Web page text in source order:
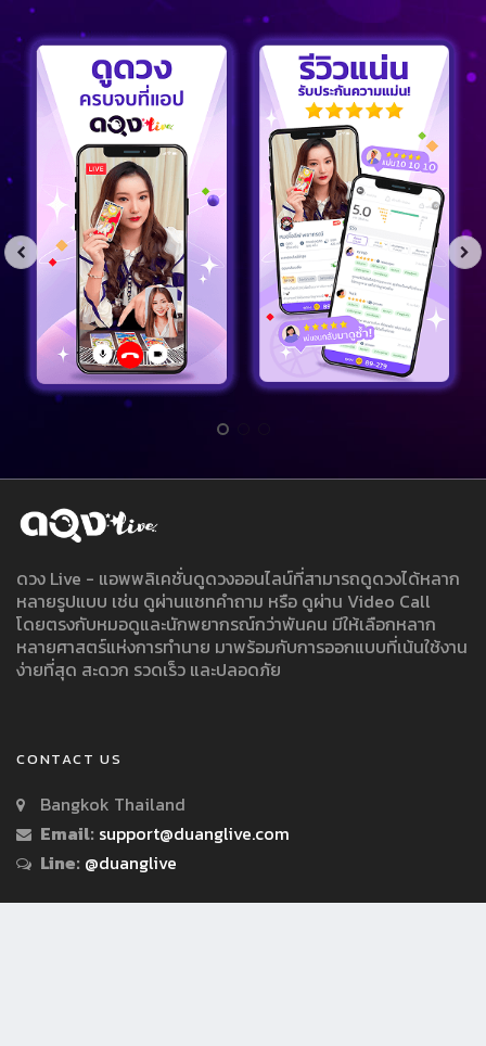
ดวง Live - แอพพลิเคชั่นดูดวงออนไลน์ที่สามารถดูดวงได้หลาก
หลายรูปแบบ เช่น ดูผ่านแชทคำถาม หรือ ดูผ่าน Video Call
โดยตรงกับหมอดูและนักพยากรณ์กว่าพันคน มีให้เลือกหลาก
หลายศาสตร์แห่งการทำนาย มาพร้อมกับการออกแบบที่เน้นใช้งาน
ง่ายที่สุด สะดวก รวดเร็ว และปลอดภัย
CONTACT US
Bangkok Thailand
Email: support@duanglive.com
Line: @duanglive